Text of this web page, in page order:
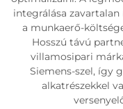
integrálása
a munkaerő-
Hosszú távú
villamosipari
Siemens-szel, így
alkatrészekkel